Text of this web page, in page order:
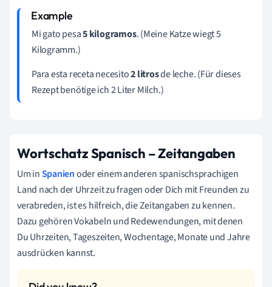
Mi gato pesa5 kilogramos. (Meine Katze wiegt 5
Kilogramm.)
Para esta receta necesito2 litrosde leche. (Für dieses
Rezept benötige ich 2 Liter Milch.)
Wortschatz Spanisch – Zeitangaben
Um inSpanienoder einem anderen spanischsprachigen
Land nach der Uhrzeit zu fragen oder Dich mit Freunden zu
verabreden, ist es hilfreich, die Zeitangaben zu kennen.
Dazu gehören Vokabeln und Redewendungen, mit denen
Du Uhrzeiten, Tageszeiten, Wochentage, Monate und Jahre
ausdrücken kannst.